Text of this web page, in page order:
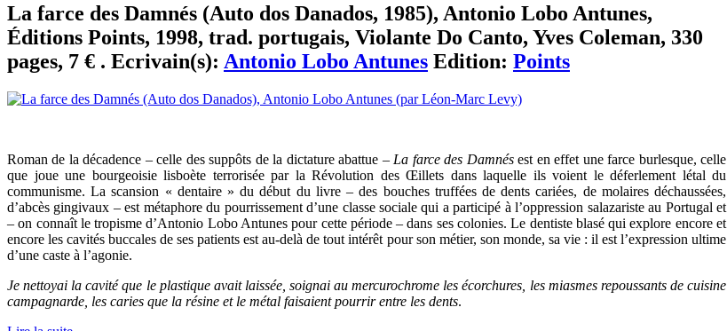
La farce des Damnés (Auto dos Danados, 1985), Antonio Lobo Antunes,
Éditions Points, 1998, trad. portugais, Violante Do Canto, Yves Coleman, 330
pages, 7 € . Ecrivain(s): Antonio Lobo Antunes Edition: Points
Roman de la décadence – celle des suppôts de la dictature abattue – La farce des Damnésest en effet une farce burlesque, celle
que joue une bourgeoisie lisboète terrorisée par la Révolution des Œillets dans laquelle ils voient le déferlement létal du
communisme. La scansion « dentaire » du début du livre – des bouches truffées de dents cariées, de molaires déchaussées,
d’abcès gingivaux – est métaphore du pourrissement d’une classe sociale qui a participé à l’oppression salazariste au Portugal et
– on connaît le tropisme d’Antonio Lobo Antunes pour cette période – dans ses colonies. Le dentiste blasé qui explore encore et
encore les cavités buccales de ses patients est au-delà de tout intérêt pour son métier, son monde, sa vie : il est l’expression ultime
d’une caste à l’agonie.
Je nettoyai la cavité que le plastique avait laissée, soignai au mercurochrome les écorchures, les miasmes repoussants de cuisine
campagnarde, les caries que la résine et le métal faisaient pourrir entre les dents.